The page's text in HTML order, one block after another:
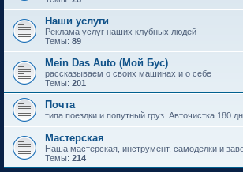
Наши услуги
Реклама услуг наших клубных людей
Темы: 89
Mein Das Auto (Мой Бус)
рассказываем о своих машинах и о себе
Темы: 201
Почта
типа поездки и попутный груз. Авточистка 180
Мастерская
Наша мастерская, инструмент, самоделки и
Темы: 214